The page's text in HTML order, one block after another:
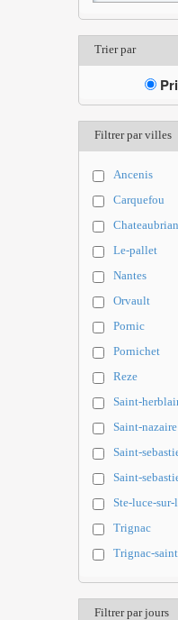
Trier par
Filtrer par villes
Ancenis
Carquefou
Le-pallet
Nantes
Orvault
Pornic
Pornichet
Reze
Saint-
Saint-nazaire
Saint-
Saint-
Ste-luce-
Trignac
Trignac-
Filtrer par jours